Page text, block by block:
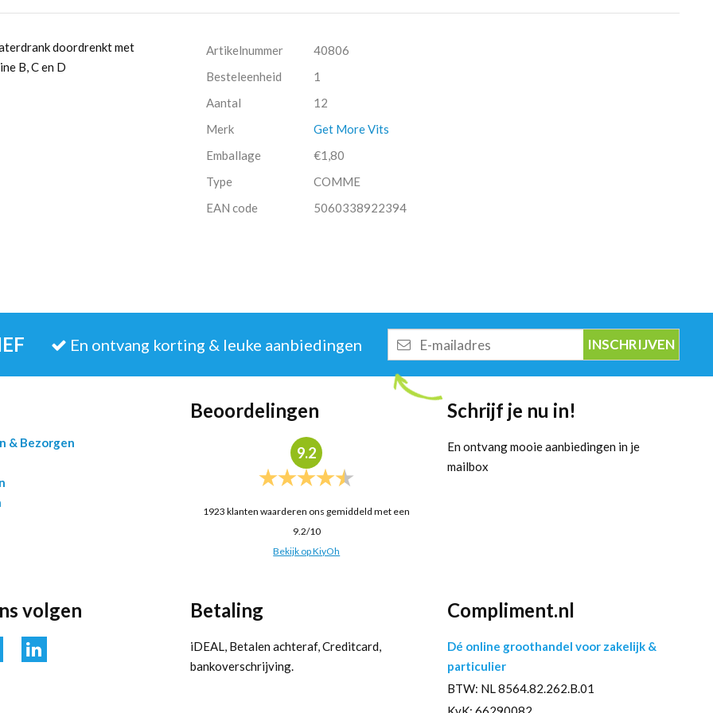
doordrenkt met
B, C en D
Artikelnummer
40806
Besteleenheid
1
Aantal
12
Merk
Get More Vits
Emballage
€1,80
Type
COMME
EAN code
5060338922394
En ontvang korting & leuke aanbiedingen
mailadres
& Bezorgen
Beoordelingen
9.2
1923 klanten waarderen ons gemiddeld met een
9.2/10
Bekijk op KiyOh
Schrijf je nu in!
En ontvang mooie aanbiedingen in je
mailbox
volgen Betaling
iDEAL, Betalen achteraf, Creditcard,
bankoverschrijving.
Compliment.nl
Dé online groothandel voor zakelijk &
particulier
BTW: NL 8564.82.262.B.01